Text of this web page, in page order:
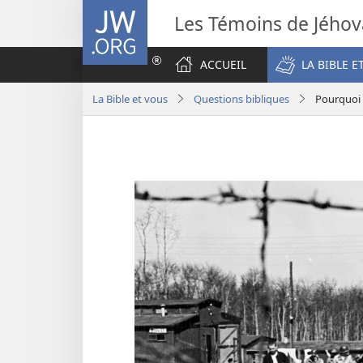
JW.ORG
Les Témoins de
ACCUEIL LA BIBLE
La Bible et vous Questions bibliques Pourquoi